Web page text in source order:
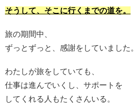
そうして、そこに行くまでの道を。
旅の期間中、
ずっとずっと、感謝をしていました。
わたしが旅をしていても、
仕事は進んでいくし、サポートを
してくれる人もたくさんいる。